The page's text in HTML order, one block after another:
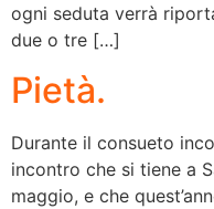
ogni seduta verrà
due o tre […]
Pietà.
Durante il consueto
incontro che si tiene a
maggio, e che